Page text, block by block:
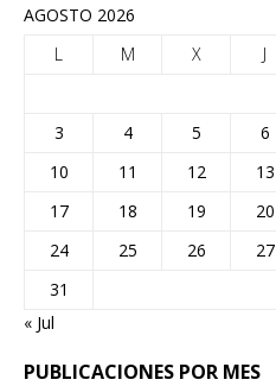
AGOSTO 2026
L
M X J
3
4 5 6
10
11 12 13
17
18 19 20
24
25 26 27
31
« Jul
PUBLICACIONES POR MES